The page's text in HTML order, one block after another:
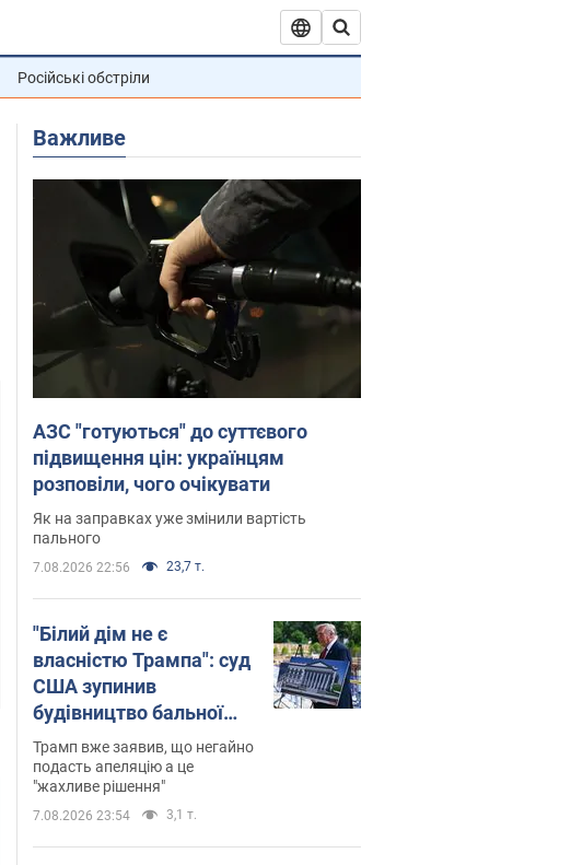
Російські обстріли
Важливе
АЗС "готуються" до суттєвого
підвищення цін: українцям
розповіли, чого очікувати
Як на заправках уже змінили вартість
пального
7.08.2026 22:56 23,7 т.
"Білий дім не є
власністю Трампа": суд
США зупинив
будівництво бальної
зали за $400 млн
Трамп вже заявив, що негайно
подасть апеляцію а це
"жахливе рішення"
7.08.2026 23:54 3,1 т.